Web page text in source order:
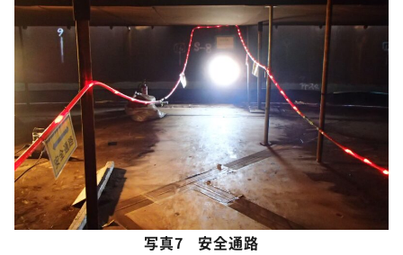
写真7 安全通路